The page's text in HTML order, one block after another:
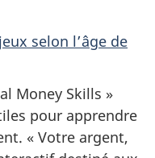
selon l’âge de
Money Skills »
pour apprendre
« Votre argent,